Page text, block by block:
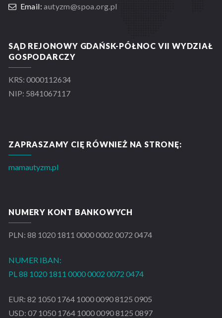
Email: autyzm@spoa.org.pl
SĄD REJONOWY GDAŃSK-PÓŁNOC VII WYDZIAŁ
GOSPODARCZY
KRS: 0000112634
NIP: 5841067117
ZAPRASZAMY CIĘ RÓWNIEŻ NA STRONĘ:
mamautyzm.pl
NUMERY KONT BANKOWYCH
PLN: 88 1020 1811 0000 0002 0072 0474
NUMER IBAN:
PL 88 1020 1811 0000 0002 0072 0474
EUR: 82 1050 1764 1000 0090 8125 0905
USD: 07 1050 1764 1000 0090 8125 0897